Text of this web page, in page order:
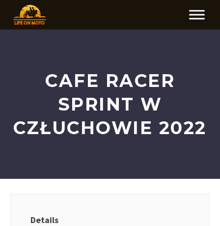
CAFE RACER
SPRINT W
CZŁUCHOWIE 2022
Details